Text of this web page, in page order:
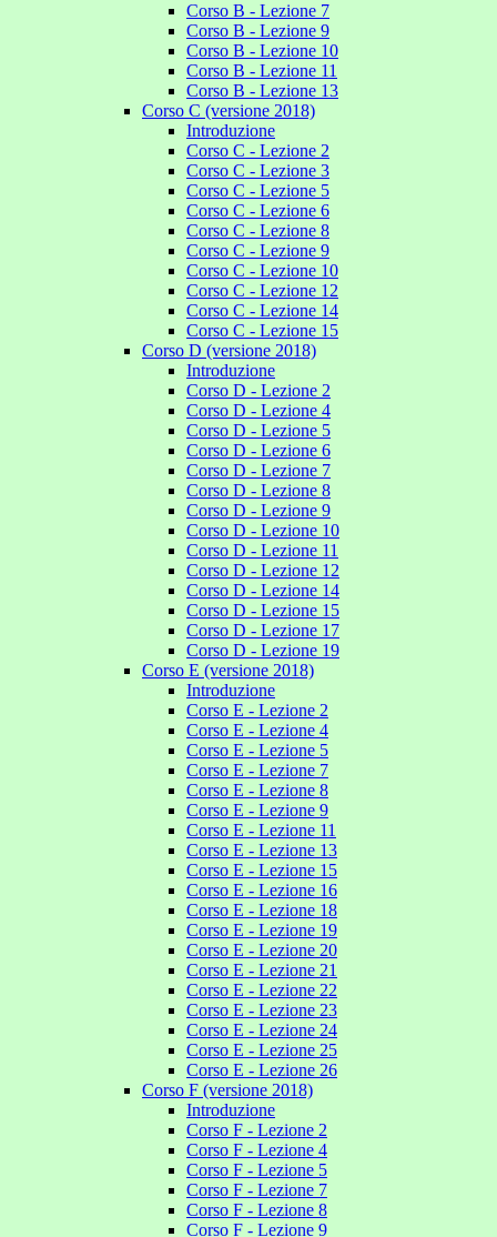
Corso B - Lezione 7
Corso B - Lezione 9
Corso B - Lezione 10
Corso B - Lezione 11
Corso B - Lezione 13
Corso C (versione 2018)
Introduzione
Corso C - Lezione 2
Corso C - Lezione 3
Corso C - Lezione 5
Corso C - Lezione 6
Corso C - Lezione 8
Corso C - Lezione 9
Corso C - Lezione 10
Corso C - Lezione 12
Corso C - Lezione 14
Corso C - Lezione 15
Corso D (versione 2018)
Introduzione
Corso D - Lezione 2
Corso D - Lezione 4
Corso D - Lezione 5
Corso D - Lezione 6
Corso D - Lezione 7
Corso D - Lezione 8
Corso D - Lezione 9
Corso D - Lezione 10
Corso D - Lezione 11
Corso D - Lezione 12
Corso D - Lezione 14
Corso D - Lezione 15
Corso D - Lezione 17
Corso D - Lezione 19
Corso E (versione 2018)
Introduzione
Corso E - Lezione 2
Corso E - Lezione 4
Corso E - Lezione 5
Corso E - Lezione 7
Corso E - Lezione 8
Corso E - Lezione 9
Corso E - Lezione 11
Corso E - Lezione 13
Corso E - Lezione 15
Corso E - Lezione 16
Corso E - Lezione 18
Corso E - Lezione 19
Corso E - Lezione 20
Corso E - Lezione 21
Corso E - Lezione 22
Corso E - Lezione 23
Corso E - Lezione 24
Corso E - Lezione 25
Corso E - Lezione 26
Corso F (versione 2018)
Introduzione
Corso F - Lezione 2
Corso F - Lezione 4
Corso F - Lezione 5
Corso F - Lezione 7
Corso F - Lezione 8
Corso F - Lezione 9